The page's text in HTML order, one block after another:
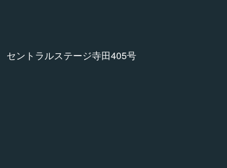
ントラルステージ寺田405号